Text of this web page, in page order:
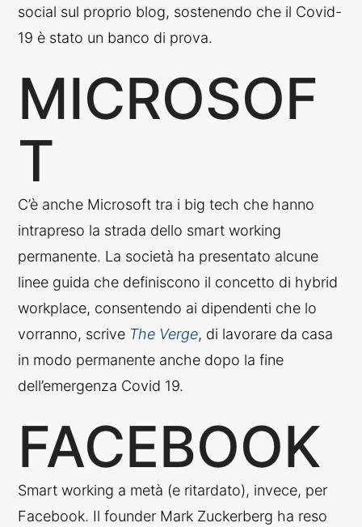
social sul proprio blog, sostenendo che il Covid-
19 è stato un banco di prova.
MICROSOF
T
C’è anche Microsoft tra i big tech che hanno
intrapreso la strada dello smart working
permanente. La società ha presentato alcune
linee guida che definiscono il concetto di hybrid
workplace, consentendo ai dipendenti che lo
vorranno, scrive The Verge, di lavorare da casa
in modo permanente anche dopo la fine
dell’emergenza Covid 19.
FACEBOOK
Smart working a metà (e ritardato), invece, per
Facebook. Il founder Mark Zuckerberg ha reso